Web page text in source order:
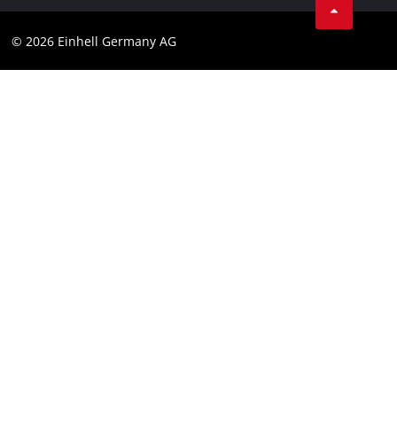
© 2026 Einhell Germany AG